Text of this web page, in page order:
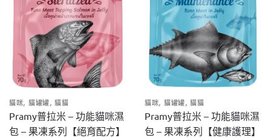
選
選
項
品
面
擇
項
貓咪, 貓罐罐,貓貓
Pramy普拉米 – 功能貓咪濕
包 – 果凍系列【絕育配方】
貓咪, 貓罐罐,貓貓
Pramy普拉米 – 功能貓咪濕
包 – 果凍系列【健康護理】